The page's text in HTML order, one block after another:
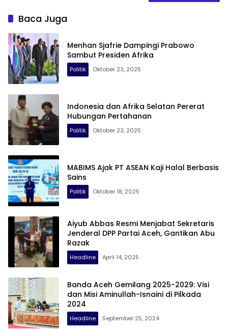
Baca Juga
Menhan Sjafrie Dampingi Prabowo
Sambut Presiden Afrika
Politik Oktober 23, 2025
Indonesia dan Afrika Selatan Pererat
Hubungan Pertahanan
Politik Oktober 23, 2025
MABIMS Ajak PT ASEAN Kaji Halal Berbasis
Sains
Politik Oktober 18, 2025
Aiyub Abbas Resmi Menjabat Sekretaris
Jenderal DPP Partai Aceh, Gantikan Abu
Razak
Headline April 14, 2025
Banda Aceh Gemilang 2025-2029: Visi
dan Misi Aminullah-Isnaini di Pilkada
2024
Headline September 25, 2024